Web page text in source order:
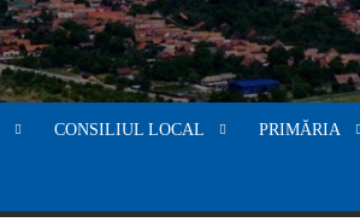
CONSILIUL LOCAL PRIMĂRIA